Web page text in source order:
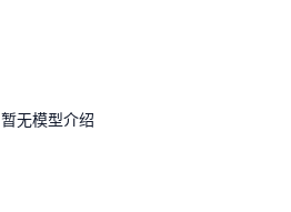
暂无模型介绍